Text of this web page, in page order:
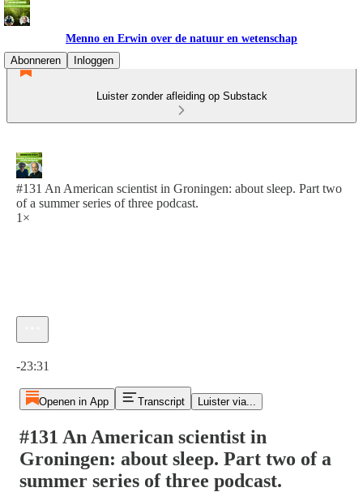
Menno en Erwin over de natuur en wetenschap
Abonneren
Inloggen
Luister zonder afleiding op Substack
#131 An American scientist in Groningen: about sleep. Part two
of a summer series of three podcast.
1×
-23:31
Openen in App Transcript Luister via...
#131 An American scientist in
Groningen: about sleep. Part two of a
summer series of three podcast.